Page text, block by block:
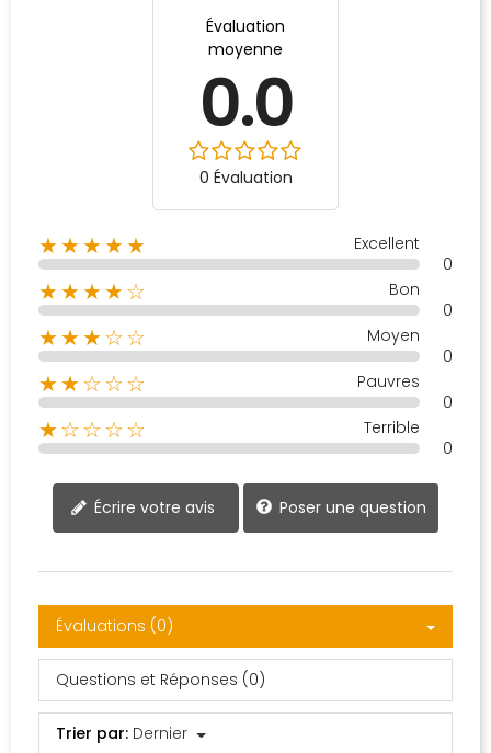
Évaluation
moyenne
0.0
0 Évaluation
★★★★★
Excellent
0
★★★★☆
Bon
0
★★★☆☆
Moyen
0
★★☆☆☆
Pauvres
0
★☆☆☆☆
Terrible
0
Écrire votre avis Poser une question
Évaluations (0)
Questions et Réponses (0)
Trier par: Dernier